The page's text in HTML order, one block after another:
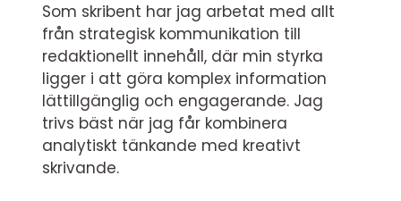
Som skribent har jag arbetat med allt
från strategisk kommunikation till
redaktionellt innehåll, där min styrka
ligger i att göra komplex information
lättillgänglig och engagerande. Jag
trivs bäst när jag får kombinera
analytiskt tänkande med kreativt
skrivande.